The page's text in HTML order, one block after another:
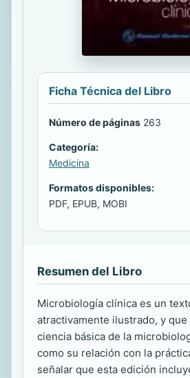
Ficha Técnica del Libro
Número de páginas 263
Categoría:
Medicina
Formatos disponibles:
PDF, EPUB, MOBI
Resumen del Libro
Microbiología clínica es un
atractivamente ilustrado, y
ciencia básica de la
como su relación con la
señalar que esta edición